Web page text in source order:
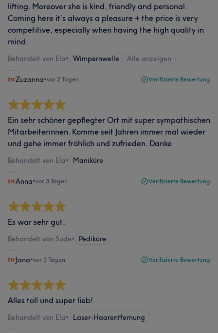
lifting. Moreover she is kind, friendly and personal.
Coming here it’s always a pleasure + the price is very
competitive, especially when having the high quality in
mind.
Behandelt von Ela• Wimpernwelle Alle anzeigen
Zuzanna•vor 2 Tagen Verifizierte Bewertung
Ein sehr schöner gepflegter Ort mit super sympathischen
Mitarbeiterinnen. Komme seit Jahren immer mal wieder
und gehe immer fröhlich und zufrieden. Danke
Behandelt von Ela• Maniküre
Anna•vor 3 Tagen Verifizierte Bewertung
Es war sehr gut.
Behandelt von Sude• Pediküre
Jana•vor 3 Tagen Verifizierte Bewertung
Alles toll und super lieb!
Behandelt von Ela• Laser-Haarentfernung